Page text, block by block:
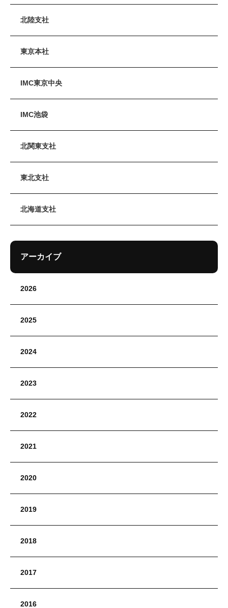
北陸支社
東京本社
IMC東京中央
IMC池袋
北関東支社
東北支社
北海道支社
アーカイブ
2026
2025
2024
2023
2022
2021
2020
2019
2018
2017
2016